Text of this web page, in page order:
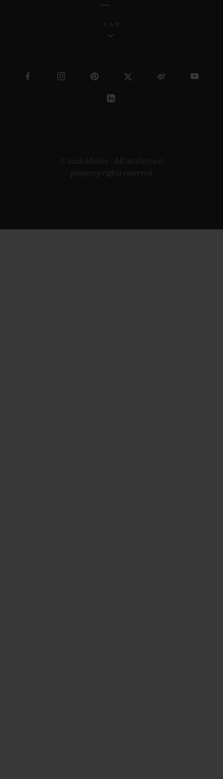
トルコ
© 2026 Hublot - All intellectual
property rights reserved